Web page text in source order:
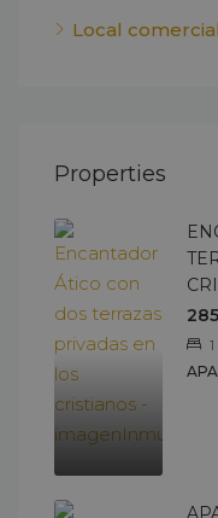
Local comercial
Properties
1